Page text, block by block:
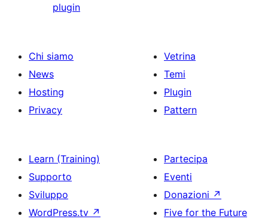
plugin
Chi siamo
News
Hosting
Privacy
Vetrina
Temi
Plugin
Pattern
Learn (Training)
Supporto
Sviluppo
WordPress.tv ↗
Partecipa
Eventi
Donazioni ↗
Five for the Future